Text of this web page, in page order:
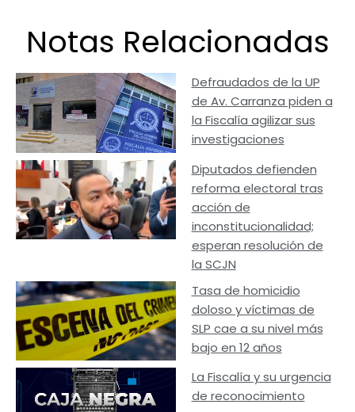
Notas Relacionadas
Defraudados de la UP
de Av. Carranza piden a
la Fiscalía agilizar sus
investigaciones
Diputados defienden
reforma electoral tras
acción de
inconstitucionalidad;
esperan resolución de
la SCJN
Tasa de homicidio
doloso y víctimas de
SLP cae a su nivel más
bajo en 12 años
La Fiscalía y su urgencia
de reconocimiento